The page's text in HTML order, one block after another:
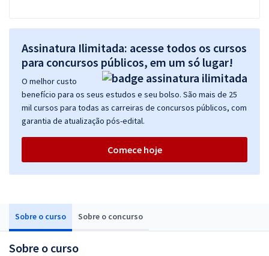
Sobre o curso Sobre o concurso
Sobre o curso
Assinatura Ilimitada: acesse todos os cursos
para concursos públicos, em um só lugar!
O melhor custo
benefício para os seus estudos e seu bolso. São mais de 25
mil cursos para todas as carreiras de concursos públicos, com
garantia de atualização pós-edital.
Comece hoje